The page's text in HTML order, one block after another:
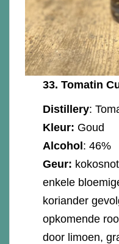
33. Tomatin
Distillery:
Kleur: Goud
Alcohol: 46%
Geur:
enkele
koriander
opkomende
door limoen,